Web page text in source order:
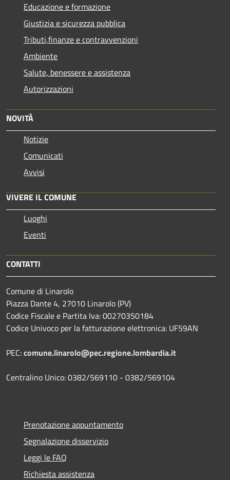
Educazione e formazione
Giustizia e sicurezza pubblica
Tributi,finanze e contravvenzioni
Ambiente
Salute, benessere e assistenza
Autorizzazioni
NOVITÀ
Notizie
Comunicati
Avvisi
VIVERE IL COMUNE
Luoghi
Eventi
CONTATTI
Comune di Linarolo
Piazza Dante 4, 27010 Linarolo (PV)
Codice Fiscale e Partita Iva: 00270350184
Codice Univoco per la fatturazione elettronica: UF59AN
PEC:comune.linarolo@pec.regione.lombardia.it
Centralino Unico: 0382/569110 - 0382/569104
Prenotazione appuntamento
Segnalazione disservizio
Leggi le FAQ
Richiesta assistenza